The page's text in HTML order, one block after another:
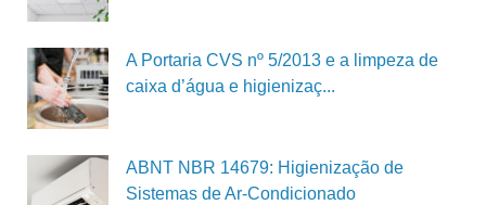
A Portaria CVS nº 5/2013 e a limpeza de
caixa d’água e higienizaç...
ABNT NBR 14679: Higienização de
Sistemas de Ar-Condicionado